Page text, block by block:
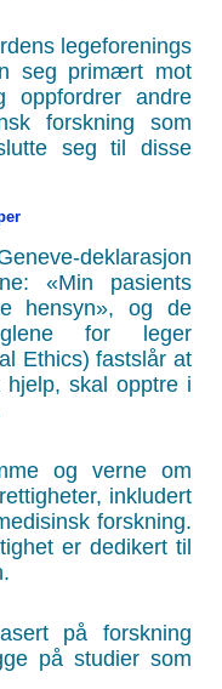
legeforenings
seg primært mot
oppfordrer andre
forskning som
seg til disse
deklarasjon
«Min pasients
hensyn», og de
for leger
Ethics) fastslår at
skal opptre i
og verne om
inkludert
forskning.
er dedikert til
på forskning
på studier som